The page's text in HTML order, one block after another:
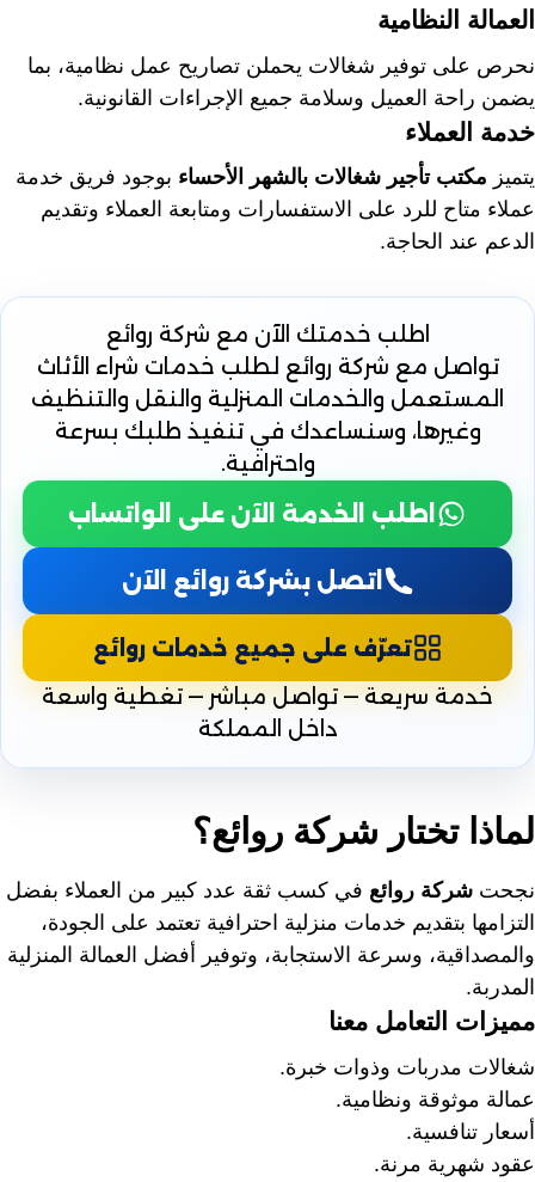
العمالة النظامية
نحرص على توفير شغالات يحملن تصاريح عمل نظامية، بما
يضمن راحة العميل وسلامة جميع الإجراءات القانونية.
خدمة العملاء
يتميز مكتب تأجير شغالات بالشهر الأحساء بوجود فريق خدمة
عملاء متاح للرد على الاستفسارات ومتابعة العملاء وتقديم
الدعم عند الحاجة.
اطلب خدمتك الآن مع شركة روائع
تواصل مع شركة روائع لطلب خدمات شراء الأثاث
المستعمل والخدمات المنزلية والنقل والتنظيف
وغيرها، وسنساعدك في تنفيذ طلبك بسرعة
واحترافية.
اطلب الخدمة الآن على الواتساب
اتصل بشركة روائع الآن
تعرّف على جميع خدمات روائع
خدمة سريعة — تواصل مباشر — تغطية واسعة
داخل المملكة
لماذا تختار شركة روائع؟
نجحت شركة روائع في كسب ثقة عدد كبير من العملاء بفضل
التزامها بتقديم خدمات منزلية احترافية تعتمد على الجودة،
والمصداقية، وسرعة الاستجابة، وتوفير أفضل العمالة المنزلية
المدربة.
مميزات التعامل معنا
شغالات مدربات وذوات خبرة.
عمالة موثوقة ونظامية.
أسعار تنافسية.
عقود شهرية مرنة.